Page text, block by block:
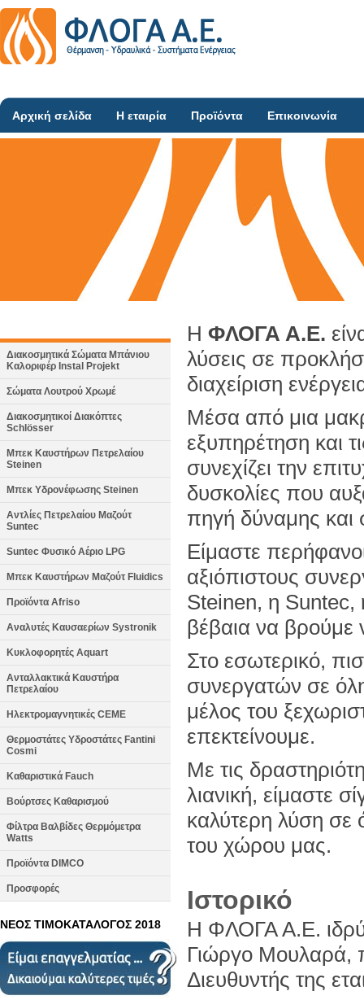
Αρχική σελίδα Η εταιρία Προϊόντα Επικοινωνία
Διακοσμητικά Σώματα Μπάνιου
Καλοριφέρ Instal Projekt
Σώματα Λουτρού Χρωμέ
Διακοσμητικοί Διακόπτες
Schlösser
Μπεκ Καυστήρων Πετρελαίου
Steinen
Μπεκ Υδρονέφωσης Steinen
Αντλίες Πετρελαίου Μαζούτ
Suntec
Suntec Φυσικό Αέριο LPG
Μπεκ Καυστήρων Μαζούτ Fluidics
Προϊόντα Afriso
Αναλυτές Καυσαερίων Systronik
Κυκλοφορητές Aquart
Ανταλλακτικά Καυστήρα
Πετρελαίου
Ηλεκτρομαγνητικές CEME
Θερμοστάτες Υδροστάτες Fantini
Cosmi
Καθαριστικά Fauch
Βούρτσες Καθαρισμού
Φίλτρα Βαλβίδες Θερμόμετρα
Watts
Προϊόντα DIMCO
Προσφορές
ΝΕΟΣ ΤΙΜΟΚΑΤΑΛΟΓΟΣ 2018
Η ΦΛΟΓΑ Α.Ε.
λύσεις σε
διαχείριση
Μέσα από μια
εξυπηρέτηση και
συνεχίζει την
δυσκολίες που
πηγή δύναμης και
Είμαστε
αξιόπιστους
Steinen, η Suntec,
βέβαια να βρούμε
Στο εσωτερικό,
συνεργατών σε
μέλος του
επεκτείνουμε.
Με τις
λιανική, είμαστε
καλύτερη λύση σε
του χώρου μας.
Ιστορικό
H ΦΛΟΓΑ Α.Ε.
Γιώργο Μουλαρά,
Διευθυντής της